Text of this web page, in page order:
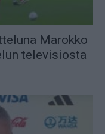
Marokko
televisiosta